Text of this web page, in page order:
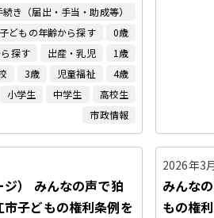
続き（届出・手当・助成等）
子どもの年齢から探す
0歳
探す
出産・乳児
1歳
3歳 児童福祉
4歳
小学生 中学生
高校生
市政情報
ジ） みんなの声で狛
子どもの権利条例を
2026年3
みんな
もの権